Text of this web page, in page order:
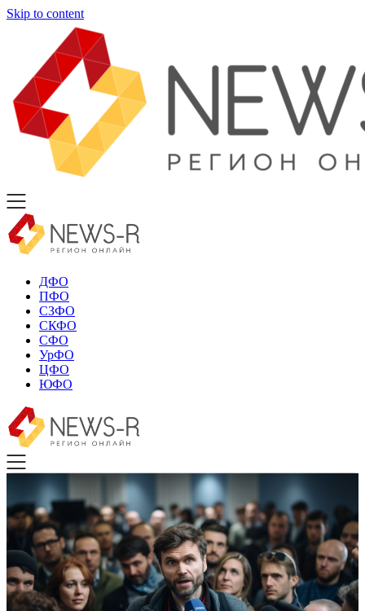
Skip to content
ДФО
ПФО
СЗФО
СКФО
СФО
УрФО
ЦФО
ЮФО